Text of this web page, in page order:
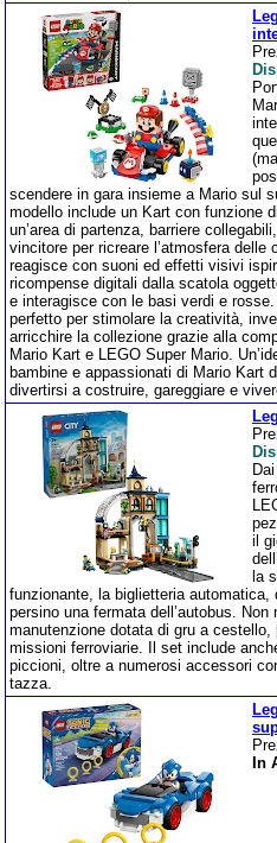
scendere in gara insieme a Mario sul
modello include un Kart con funzione
un’area di partenza, barriere
vincitore per ricreare l’atmosfera
reagisce con suoni ed effetti visivi
ricompense digitali dalla scatola
e interagisce con le basi verdi e
perfetto per stimolare la creatività,
arricchire la collezione grazie alla
Mario Kart e LEGO Super Mario.
bambine e appassionati di Mario Kart
divertirsi a costruire, gareggiare e
il
la
funzionante, la biglietteria
persino una fermata dell’autobus. Non
manutenzione dotata di gru a
missioni ferroviarie. Il set include
piccioni, oltre a numerosi accessori
tazza.
In